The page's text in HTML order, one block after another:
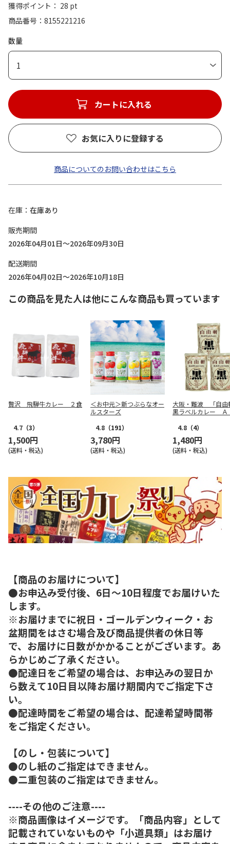
獲得ポイント： 28 pt
商品番号
8155221216
数量
1
カートに入れる
お気に入りに登録する
商品についてのお問い合わせはこちら
在庫
在庫あり
販売期間
2026年04月01日～2026年09月30日
配送期間
2026年04月02日～2026年10月18日
この商品を見た人は他にこんな商品も買っています
贅沢 飛騨牛カレー ２食
4.7 （3）
1,500円
(送料・税込)
＜お中元＞新つぶらなオー
ルスターズ
4.8 （191）
3,780円
(送料・税込)
大阪・難波 「自由
黒ラベルカレー Ａ
4.8 （4）
1,480円
(送料・税込)
【商品のお届けについて】
●お申込み受付後、6日～10日程度でお届けいた
します。
※お届けまでに祝日・ゴールデンウィーク・お
盆期間をはさむ場合及び商品提供者の休日等
で、お届けに日数がかかることがございます。あ
らかじめご了承ください。
●配達日をご希望の場合は、お申込みの翌日か
ら数えて10日目以降お届け期間内でご指定下さ
い。
●配達時間をご希望の場合は、配達希望時間帯
をご指定ください。
【のし・包装について】
●のし紙のご指定はできません。
●二重包装のご指定はできません。
----その他のご注意----
※商品画像はイメージです。「商品内容」として
記載されていないものや「小道具類」はお届け